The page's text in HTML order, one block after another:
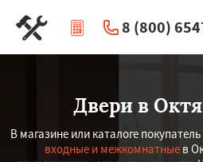
8 (800)
|
Двери в
В магазине или каталоге
входные и межкомнатныев